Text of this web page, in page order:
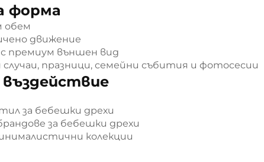
форма
обем
движение
премиум външен вид
празници, семейни събития и фотосесии
за бебешки дрехи
за бебешки дрехи
колекции